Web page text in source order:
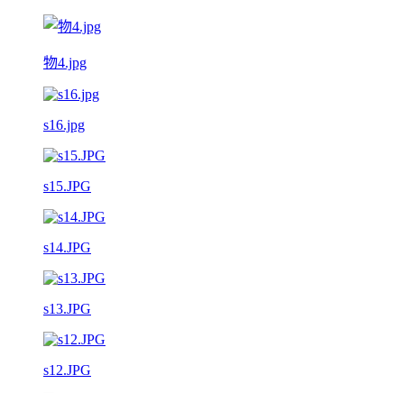
物4.jpg
s16.jpg
s15.JPG
s14.JPG
s13.JPG
s12.JPG